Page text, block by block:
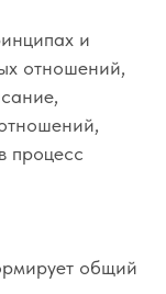
и
отношений,
процесс
общий